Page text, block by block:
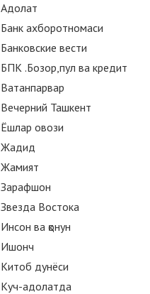
Адолат
Банк ахборотномаси
Банковские вести
БПК .Бозор,пул ва кредит
Ватанпарвар
Вечерний Ташкент
Ёшлар овози
Жадид
Жамият
Зарафшон
Звезда Востока
Инсон ва қонун
Ишонч
Китоб дунёси
Куч-адолатда